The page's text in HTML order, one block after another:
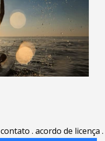
contato . acordo de licença .